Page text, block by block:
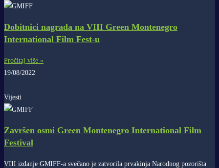
Dobitnici nagrada na VIII Green Montenegro
International Film Fest-u
Pročitaj više »
19/08/2022
Vijesti
Završen osmi Green Montenegro International Film
Festival
VIII izdanje GMIFF-a svečano je zatvorila prvakinja Narodnog pozorišta